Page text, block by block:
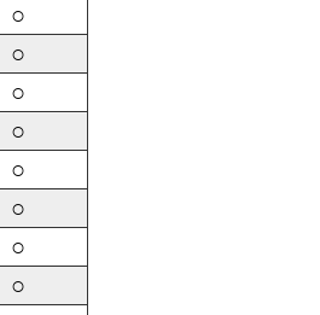
○
○
○
○
○
○
○
○